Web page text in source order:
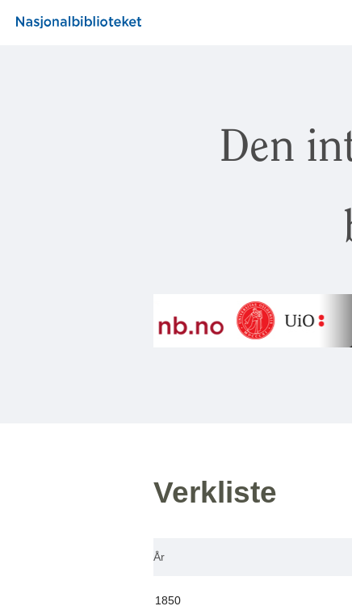
Den
Verkliste
År
1850